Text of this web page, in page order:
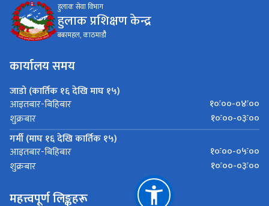
हुलाक सेवा विभाग
हुलाक प्रशिक्षण केन्द्र
बबरमहल, काठमाडौै
कार्यालय समय
जाडो (कार्तिक १६ देखि माघ १५)
आइतबार-बिहिबार
१०ः००-०४ः००
शुक्रबार
१०ः००-०३ः००
गर्मी (माघ १६ देखि कार्तिक १५)
आइतबार-बिहिबार
१०ः००-०५ः००
शुक्रबार
१०ः००-०३ः००
महत्त्वपूर्ण लिङ्कहरू